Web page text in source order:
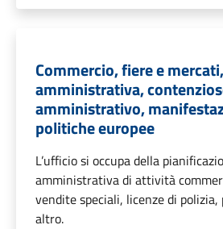
Commercio, fiere e
amministrativa,
amministrativo,
politiche europee
L’ufficio si occupa della
amministrativa di attività
vendite speciali, licenze di
altro.